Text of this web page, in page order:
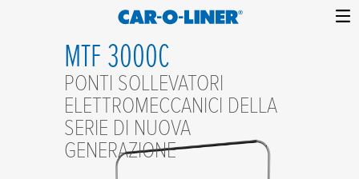
Car-
Liner
Collision
MTF 3000C
PONTI SOLLEVATORI
ELETTROMECCANICI DELLA
SERIE DI NUOVA
GENERAZIONE